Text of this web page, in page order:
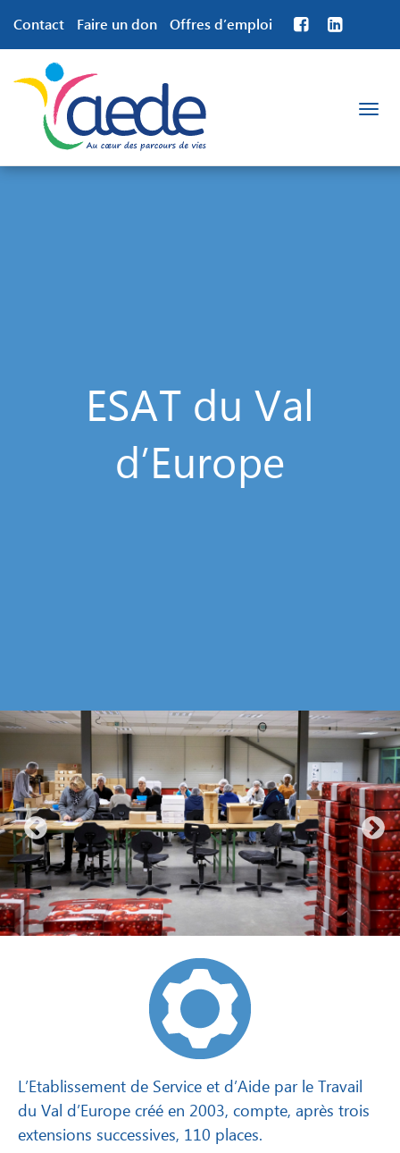
Contact Faire un don Offres d’emploi
Toggle
ESAT du Val
d’Europe
L’Etablissement de Service et d’Aide par le Travail
du Val d’Europe créé en 2003, compte, après trois
extensions successives, 110 places.